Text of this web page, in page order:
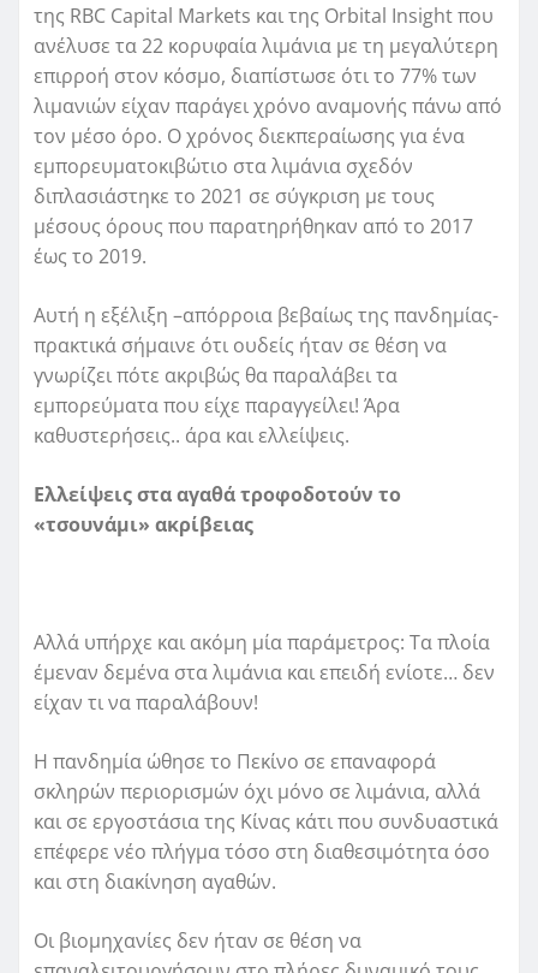
της RBC Capital Markets και της Orbital Insight που
ανέλυσε τα 22 κορυφαία λιμάνια με τη μεγαλύτερη
επιρροή στον κόσμο, διαπίστωσε ότι το 77% των
λιμανιών είχαν παράγει χρόνο αναμονής πάνω από
τον μέσο όρο. Ο χρόνος διεκπεραίωσης για ένα
εμπορευματοκιβώτιο στα λιμάνια σχεδόν
διπλασιάστηκε το 2021 σε σύγκριση με τους
μέσους όρους που παρατηρήθηκαν από το 2017
έως το 2019.
Αυτή η εξέλιξη –απόρροια βεβαίως της πανδημίας-
πρακτικά σήμαινε ότι ουδείς ήταν σε θέση να
γνωρίζει πότε ακριβώς θα παραλάβει τα
εμπορεύματα που είχε παραγγείλει! Άρα
καθυστερήσεις.. άρα και ελλείψεις.
Ελλείψεις στα αγαθά τροφοδοτούν το
«τσουνάμι» ακρίβειας
Αλλά υπήρχε και ακόμη μία παράμετρος: Τα πλοία
έμεναν δεμένα στα λιμάνια και επειδή ενίοτε… δεν
είχαν τι να παραλάβουν!
Η πανδημία ώθησε το Πεκίνο σε επαναφορά
σκληρών περιορισμών όχι μόνο σε λιμάνια, αλλά
και σε εργοστάσια της Κίνας κάτι που συνδυαστικά
επέφερε νέο πλήγμα τόσο στη διαθεσιμότητα όσο
και στη διακίνηση αγαθών.
Οι βιομηχανίες δεν ήταν σε θέση να